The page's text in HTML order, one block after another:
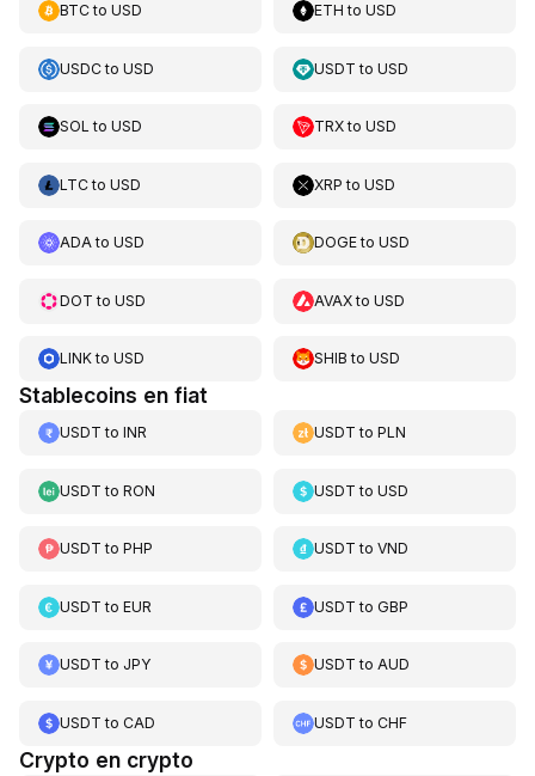
BTCto USD ETH toUSD
USDCto USD USDT toUSD
SOL to USD TRXtoUSD
LTCto USD XRP toUSD
ADAto USD DOGEtoUSD
DOT to USD AVAXtoUSD
LINKto USD SHIB toUSD
Stablecoins en fiat
USDT to INR USDT toPLN
USDT to RON USDT toUSD
USDT to PHP USDT toVND
USDT to EUR USDT toGBP
USDT to JPY USDT toAUD
USDT to CAD USDT toCHF
Crypto en crypto